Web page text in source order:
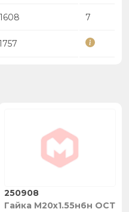
7
Гайка М20х1.55н6н ОСТ
250908